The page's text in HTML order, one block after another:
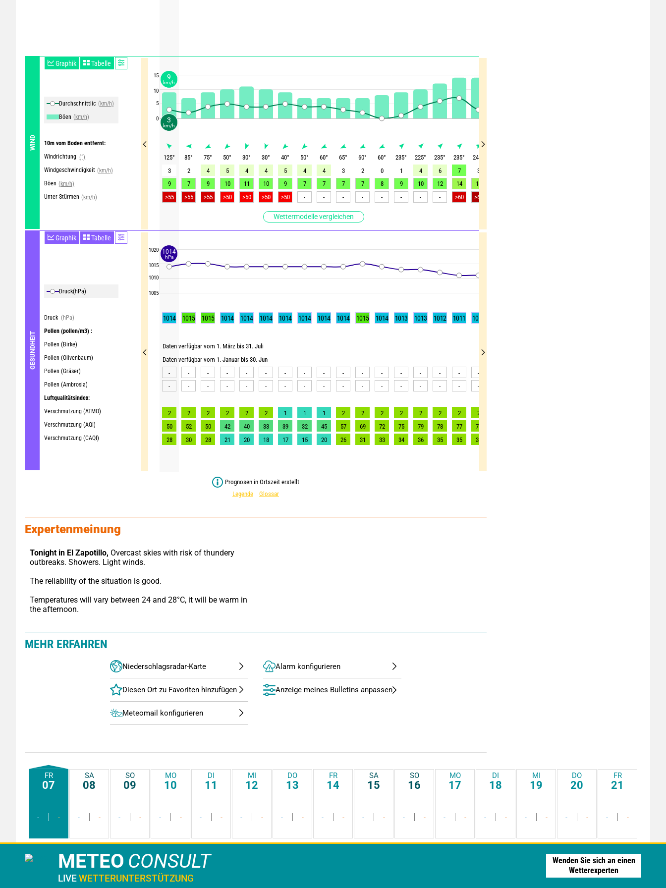
WIND
Graphik Tabelle
Durchschnittliche Winde
(km/h)
Böen (km/h)
10m vom Boden entfernt:
Windrichtung (°)
Windgeschwindigkeit (km/h)
Böen (km/h)
Unter Stürmen (km/h)
Wettermodelle vergleichen
GESUNDHEIT
Graphik Tabelle
Druck(hPa)
Druck (hPa)
Pollen (pollen/m3) :
Pollen (Birke)
Pollen (Olivenbaum)
Pollen (Gräser)
Pollen (Ambrosia)
Luftqualitätsindex:
Verschmutzung (ATMO)
Verschmutzung (AQI)
Verschmutzung (CAQI)
15
10
5
0
1020
1015
1010
1005
125° 85° 75° 50° 30° 30° 40° 50° 60° 65° 60° 60° 235° 225° 235° 235° 240
3
2 4 5 4 4 5 4 4 3 2 0 1 4 6 7 3
9
7 9 10 11 10 9 7 7 7 7 8 9 10 12 14 14
>55
>55 >55 >50 >50 >50 >50 - - - - - - - - >60 >65
1014 1015 1015 1014 1014 1014 1014 1014 1014 1014 1015 1014 1013 1013 1012 1011 1011
Daten verfügbar vom 1. März bis 31. Juli
Daten verfügbar vom 1. Januar bis 30. Jun
-
- - - - - - - - - - - - - - - -
-
- - - - - - - - - - - - - - - -
2 2 2 2 2 2 1 1 1 2 2 2 2 2 2 2 2
50
52 50 42 40 33 39 32 45 57 69 72 75 79 78 77 76
28
30 28 21 20 18 17 15 20 26 31 33 34 36 35 35 35
Prognosen in Ortszeit erstellt
Legende
Glossar
Expertenmeinung
Tonight in El Zapotillo, Overcast skies with risk of thundery
outbreaks. Showers. Light winds.
The reliability of the situation is good.
Temperatures will vary between 24 and 28°C, it will be warm in
the afternoon.
MEHR ERFAHREN
Niederschlagsradar-Karte
Meteomail konfigurieren
Alarm konfigurieren
Anzeige meines Bulletins anpassen
FR
07
- -
SA
08
- -
SO
09
- -
MO
10
- -
DI
11
- -
MI
12
- -
DO
13
- -
FR
14
- -
SA
15
- -
SO
16
- -
MO
17
- -
DI
18
- -
MI
19
- -
DO
20
- -
FR
21
- -
METEO CONSULT
LIVEWETTERUNTERSTÜTZUNG
Wenden Sie sich an einen
Wetterexperten
3
km/h
9
km/h
1014
hPa